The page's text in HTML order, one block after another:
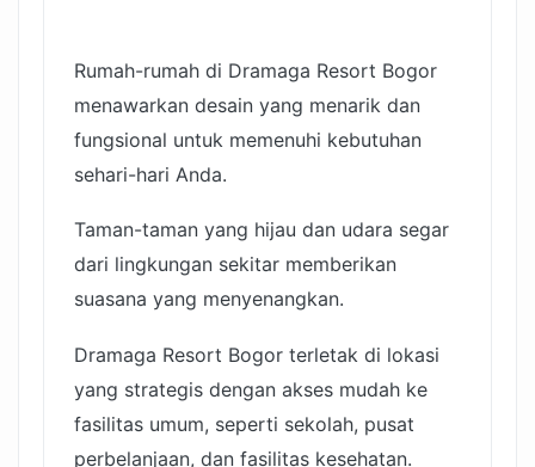
Rumah-rumah di Dramaga Resort Bogor
menawarkan desain yang menarik dan
fungsional untuk memenuhi kebutuhan
sehari-hari Anda.
Taman-taman yang hijau dan udara segar
dari lingkungan sekitar memberikan
suasana yang menyenangkan.
Dramaga Resort Bogor terletak di lokasi
yang strategis dengan akses mudah ke
fasilitas umum, seperti sekolah, pusat
perbelanjaan, dan fasilitas kesehatan.